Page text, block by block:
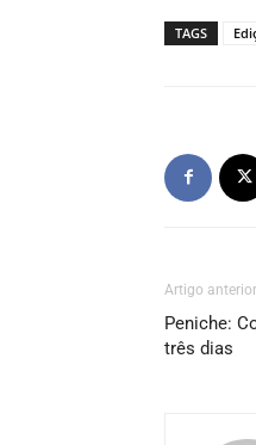
TAGS
Artigo anterior
Peniche:
três dias